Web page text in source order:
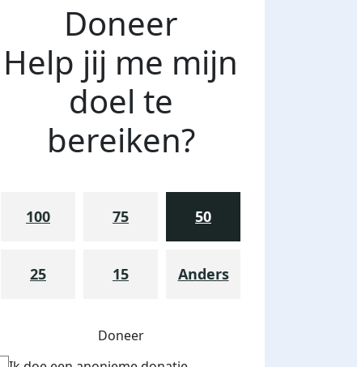
Doneer
Help jij me mijn
doel te
bereiken?
100 75 50
25 15 Anders
Doneer